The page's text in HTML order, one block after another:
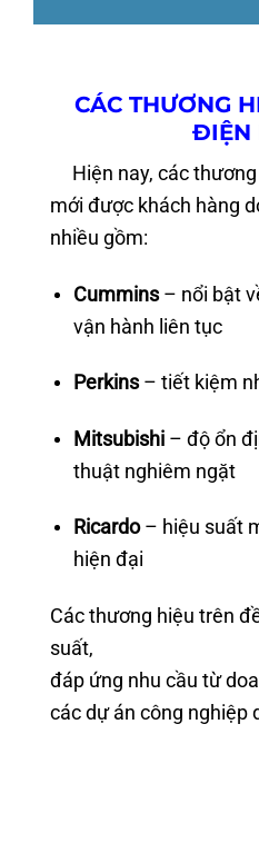
CÁC THƯƠNG
ĐIỆN
Hiện nay, các
mới được khách hàng
nhiều gồm:
Cummins– nổi bật
vận hành liên tục
Perkins– tiết kiệm
Mitsubishi – độ ổn
thuật nghiêm ngặt
Ricardo– hiệu suất
hiện đại
Các thương hiệu trên
suất,
đáp ứng nhu cầu từ
các dự án công nghiệp